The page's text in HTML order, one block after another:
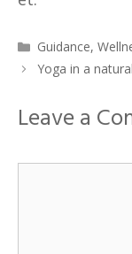
Categories
Guidance,
Yoga in a
Leave a